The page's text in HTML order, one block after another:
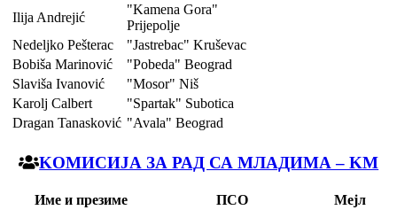
Ilija Andrejić
"Kamena Gora"
Prijepolje
Nedeljko Pešterac
"Jastrebac" Kruševac
Bobiša Marinović
"Pobeda" Beograd
Slaviša Ivanović
"Mosor" Niš
Karolj Calbert
"Spartak" Subotica
Dragan Tanasković "Avala" Beograd
KOМИСИЈА ЗА РАД СА МЛАДИМА – KM
Име и презиме ПСО
Мејл